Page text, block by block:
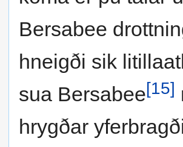
Bersabee
hneigði sik
sua Bersabee[15]
hrygðar